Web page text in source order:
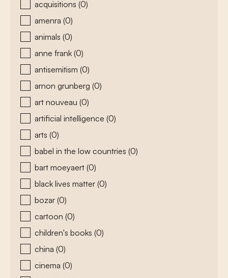
acquisitions (0)
amenra (0)
animals (0)
anne frank (0)
antisemitism (0)
arnon grunberg (0)
art nouveau (0)
artificial intelligence (0)
arts (0)
babel in the low countries (0)
bart moeyaert (0)
black lives matter (0)
bozar (0)
cartoon (0)
children's books (0)
china (0)
cinema (0)